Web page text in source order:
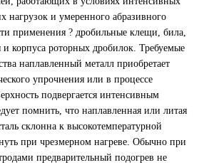
нагрузок и умеренного абразивного
применения ? дробильные клещи, била,
корпуса роторных дробилок. Требуемые
наплавленный металл приобретает
упрочнения или в процессе
подвергается интенсивным
помнить, что наплавленная или литая
склонна к высокотемпературной
при чрезмерном нагреве. Обычно при
предварительный подогрев не